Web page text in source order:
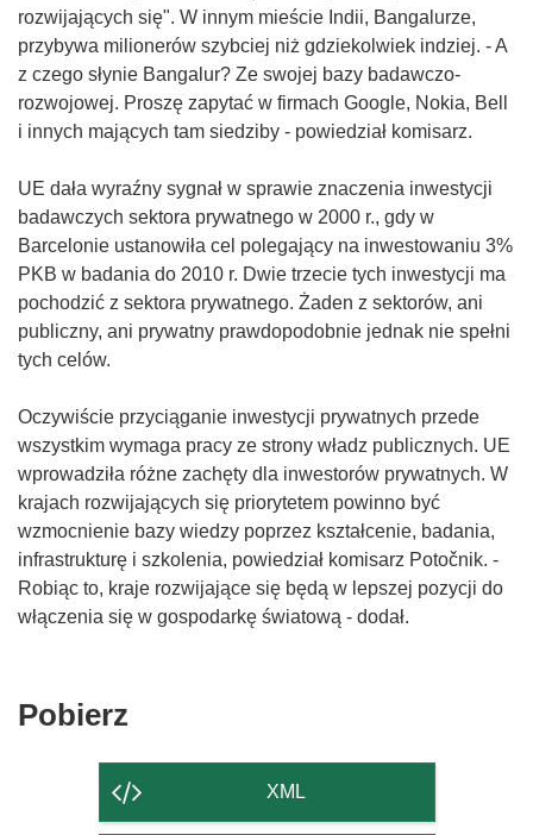
rozwijających się". W innym mieście Indii, Bangalurze,
przybywa milionerów szybciej niż gdziekolwiek indziej. - A
z czego słynie Bangalur? Ze swojej bazy badawczo-
rozwojowej. Proszę zapytać w firmach Google, Nokia, Bell
i innych mających tam siedziby - powiedział komisarz.
UE dała wyraźny sygnał w sprawie znaczenia inwestycji
badawczych sektora prywatnego w 2000 r., gdy w
Barcelonie ustanowiła cel polegający na inwestowaniu 3%
PKB w badania do 2010 r. Dwie trzecie tych inwestycji ma
pochodzić z sektora prywatnego. Żaden z sektorów, ani
publiczny, ani prywatny prawdopodobnie jednak nie spełni
tych celów.
Oczywiście przyciąganie inwestycji prywatnych przede
wszystkim wymaga pracy ze strony władz publicznych. UE
wprowadziła różne zachęty dla inwestorów prywatnych. W
krajach rozwijających się priorytetem powinno być
wzmocnienie bazy wiedzy poprzez kształcenie, badania,
infrastrukturę i szkolenia, powiedział komisarz Potočnik. -
Robiąc to, kraje rozwijające się będą w lepszej pozycji do
włączenia się w gospodarkę światową - dodał.
Pobierz
strony
XML